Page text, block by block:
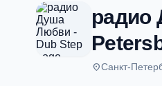
радио
placeСанкт-